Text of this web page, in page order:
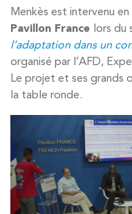
Menkès est intervenu
Pavillon France lors du
l’adaptation dans un
organisé par l’AFD,
Le projet et ses grands
la table ronde.